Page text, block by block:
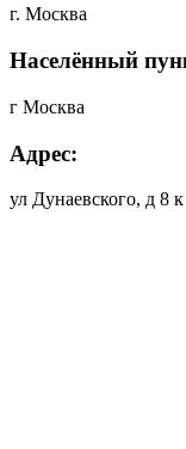
г. Москва
Населённый
г Москва
Адрес:
ул Дунаевского, д 8 к